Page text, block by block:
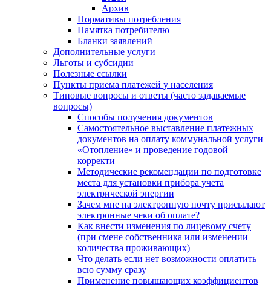
Архив
Нормативы потребления
Памятка потребителю
Бланки заявлений
Дополнительные услуги
Льготы и субсидии
Полезные ссылки
Пункты приема платежей у населения
Типовые вопросы и ответы (часто задаваемые
вопросы)
Способы получения документов
Самостоятельное выставление платежных
документов на оплату коммунальной услуги
«Отопление» и проведение годовой
корректи
Методические рекомендации по подготовке
места для установки прибора учета
электрической энергии
Зачем мне на электронную почту присылают
электронные чеки об оплате?
Как внести изменения по лицевому счету
(при смене собственника или изменении
количества проживающих)
Что делать если нет возможности оплатить
всю сумму сразу
Применение повышающих коэффициентов